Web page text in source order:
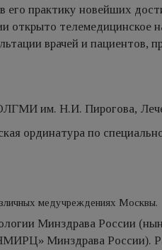
его прак­тику новейших
открыто телемедицинское
врачей и пациентов,
им. Н.И. Пирогова,
ординатура по
медучреждениях Москвы.
Минздрава России
Мин­здрава России).